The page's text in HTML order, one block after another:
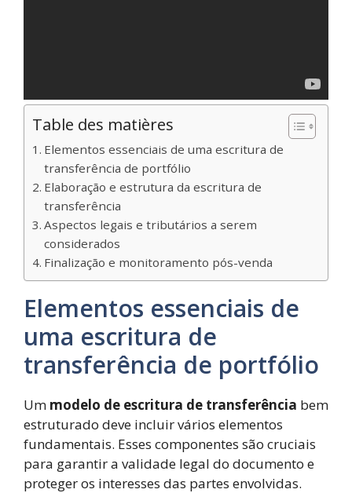
Table des matières
Elementos essenciais de uma escritura de
transferência de portfólio
Elaboração e estrutura da escritura de
transferência
Aspectos legais e tributários a serem
considerados
Finalização e monitoramento pós-venda
Elementos essenciais de
uma escritura de
transferência de portfólio
Um modelo de escritura de transferência bem
estruturado deve incluir vários elementos
fundamentais. Esses componentes são cruciais
para garantir a validade legal do documento e
proteger os interesses das partes envolvidas.